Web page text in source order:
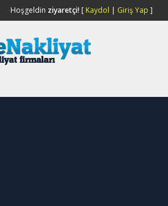
Hoşgeldin ziyaretçi![ Kaydol | Giriş Yap ]